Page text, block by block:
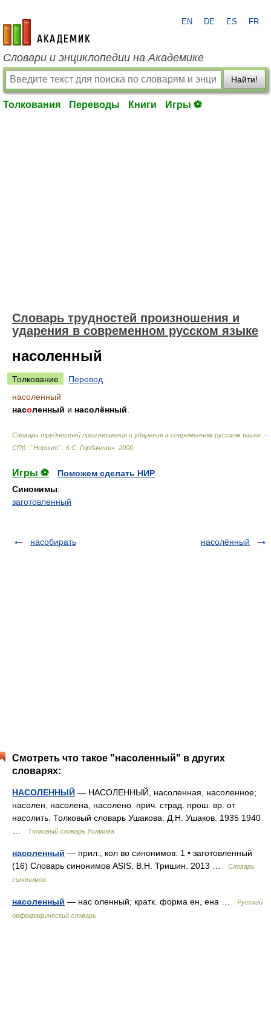
academic.ru
EN DE ES FR
Словари и энциклопедии на Академике
Найти!
Толкования Переводы Книги Игры ⚽
Словарь трудностей произношения и
ударения в современном русском языке
насоленный
Толкование
Перевод
насоленный
насоленный и насолённый
Словарь трудностей произношения и ударения в современном русском языке. -
СПб.: "Норинт".
К.С. Горбачевич 2000
Игры ⚽
Поможем сделать НИР
Синонимы:
заготовленный
насобирать насолённый
Смотреть что такое "насоленный" в других
словарях:
НАСОЛЕННЫЙ — НАСОЛЕННЫЙ, насоленная, насоленное;
насолен, насолена, насолено. прич. страд. прош. вр. от
насолить. Толковый словарь Ушакова. Д.Н. Ушаков. 1935 1940
Толковый словарь Ушакова
насоленный — прил., кол во синонимов: 1 • заготовленный
(16) Словарь синонимов ASIS. В.Н. Тришин. 2013 …
Словарь
синонимов
насоленный — нас оленный; кратк. форма ен, ена …
Русский
орфографический словарь